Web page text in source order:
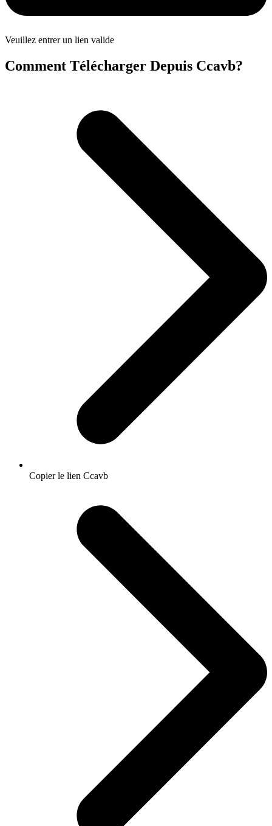
Veuillez entrer un lien valide
Comment Télécharger Depuis Ccavb?
Copier le lien Ccavb